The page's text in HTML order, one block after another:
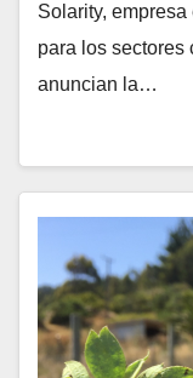
Solarity,
para los sectores
anuncian la…